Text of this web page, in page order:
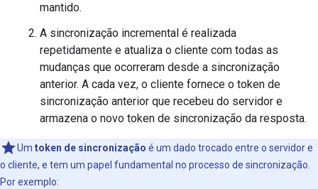
mantido.
A sincronização incremental é realizada
repetidamente e atualiza o cliente com todas as
mudanças que ocorreram desde a sincronização
anterior. A cada vez, o cliente fornece o token de
sincronização anterior que recebeu do servidor e
armazena o novo token de sincronização da resposta.
Um token de sincronização é um dado trocado entre o servidor e
o cliente, e tem um papel fundamental no processo de sincronização.
Por exemplo: